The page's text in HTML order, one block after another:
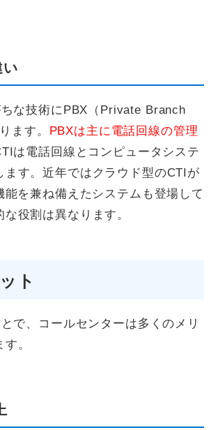
い
な技術にPBX（Private Branch
ます。 PBXは主に電話回線の管理
は電話回線とコンピュータシステ
ます。近年ではクラウド型のCTIが
能を兼ね備えたシステムも登場して
役割は異なります。
ト
で、コールセンターは多くのメリ
。